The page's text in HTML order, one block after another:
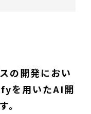
の開発におい
を用いたAI開
。